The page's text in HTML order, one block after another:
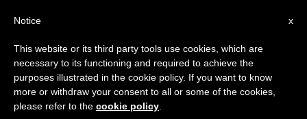
x
Notice
This website or its third party tools use cookies, which are
necessary to its functioning and required to achieve the
purposes illustrated in the cookie policy. If you want to know
more or withdraw your consent to all or some of the cookies,
please refer to the cookie policy